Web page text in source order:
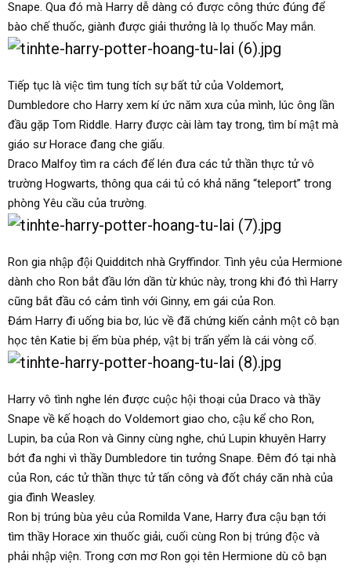
Snape. Qua đó mà Harry dễ dàng có được công thức đúng để
bào chế thuốc, giành được giải thưởng là lọ thuốc May mắn.
Tiếp tục là việc tìm tung tích sự bất tử của Voldemort,
Dumbledore cho Harry xem kí ức năm xưa của mình, lúc ông lần
đầu gặp Tom Riddle. Harry được cài làm tay trong, tìm bí mật mà
giáo sư Horace đang che giấu.
Draco Malfoy tìm ra cách để lén đưa các tử thần thực tử vô
trường Hogwarts, thông qua cái tủ có khả năng “teleport” trong
phòng Yêu cầu của trường.
Ron gia nhập đội Quidditch nhà Gryffindor. Tình yêu của Hermione
dành cho Ron bắt đầu lớn dần từ khúc này, trong khi đó thì Harry
cũng bắt đầu có cảm tình với Ginny, em gái của Ron.
Đám Harry đi uống bia bơ, lúc về đã chứng kiến cảnh một cô bạn
học tên Katie bị ếm bùa phép, vật bị trấn yểm là cái vòng cổ.
Harry vô tình nghe lén được cuộc hội thoại của Draco và thầy
Snape về kế hoạch do Voldemort giao cho, cậu kể cho Ron,
Lupin, ba của Ron và Ginny cùng nghe, chú Lupin khuyên Harry
bớt đa nghi vì thầy Dumbledore tin tưởng Snape. Đêm đó tại nhà
của Ron, các tử thần thực tử tấn công và đốt cháy căn nhà của
gia đình Weasley.
Ron bị trúng bùa yêu của Romilda Vane, Harry đưa cậu bạn tới
tìm thầy Horace xin thuốc giải, cuối cùng Ron bị trúng độc và
phải nhập viện. Trong cơn mơ Ron gọi tên Hermione dù cô bạn